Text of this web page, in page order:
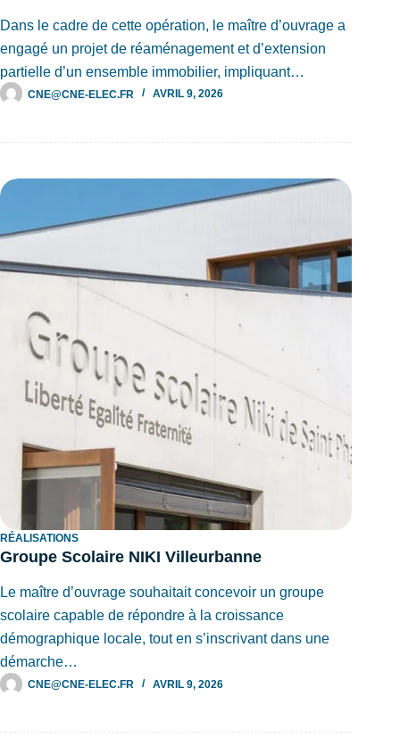
Dans le cadre de cette opération, le maître d’ouvrage a
engagé un projet de réaménagement et d’extension
partielle d’un ensemble immobilier, impliquant…
CNE@CNE-ELEC.FR AVRIL 9, 2026
RÉALISATIONS
Groupe Scolaire NIKI Villeurbanne
Le maître d’ouvrage souhaitait concevoir un groupe
scolaire capable de répondre à la croissance
démographique locale, tout en s’inscrivant dans une
démarche…
CNE@CNE-ELEC.FR AVRIL 9, 2026